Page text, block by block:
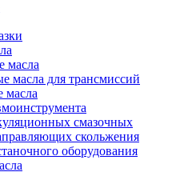
масла
масла для трансмиссий
масла
смазочных
скольжения
оборудования